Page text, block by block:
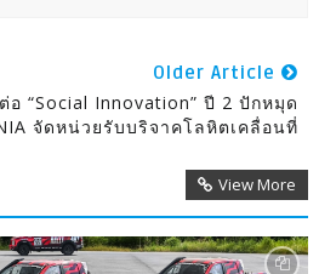
Older Article
อ “Social Innovation” ปี 2 ปักหมุด
จัดหน่วยรับบริจาคโลหิตเคลื่อนที่
View More